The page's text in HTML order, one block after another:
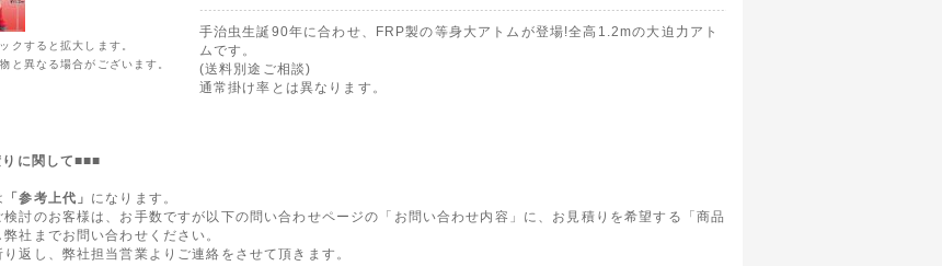
クすると拡大します。
と異なる場合がございます。
手治虫生誕90年に合わせ、FRP製の等身大アトムが登場!全高1.2mの大迫力アト
ムです。
(送料別途ご相談)
通常掛け率とは異なります。
に関して■■■
「参考上代」 になります。
討のお客様は、お手数ですが以下の問い合わせページの「お問い合わせ内容」に、お見積りを希望する「商品
社までお問い合わせください。
返し、弊社担当営業よりご連絡をさせて頂きます。